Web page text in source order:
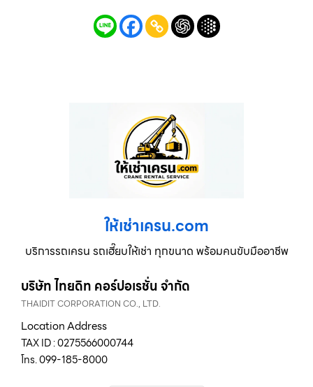
ให้เช่าเครน.com
บริการรถเครน รถเฮี๊ยบให้เช่า ทุกขนาด พร้อมคนขับมืออาชีพ
บริษัท ไทยดิท คอร์ปอเรชั่น จำกัด
THAIDIT CORPORATION CO., LTD.
Location Address
TAX ID : 0275566000744
โทร. 099-185-8000